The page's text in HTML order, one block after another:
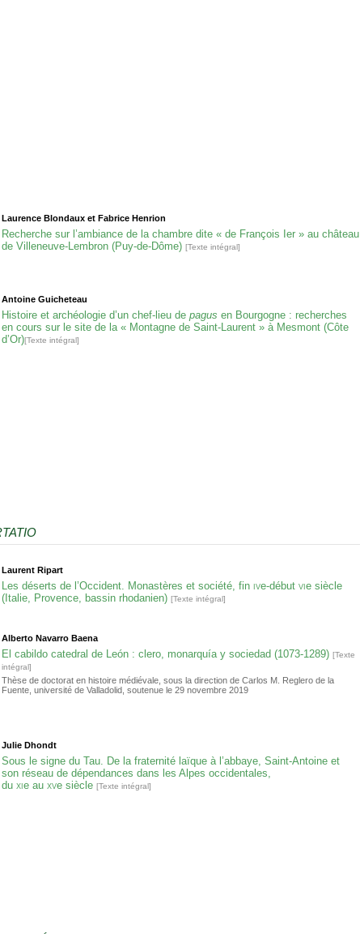
Laurence Blondauxet Fabrice Henrion
Recherche sur l’ambiance de la chambre dite « de François Ier » au château
de Villeneuve-Lembron (Puy-de-Dôme) [Texte intégral]
Antoine Guicheteau
Histoire et archéologie d’un chef-lieu depagus en Bourgogne : recherches
en cours sur le site de la « Montagne de Saint-Laurent » à Mesmont (Côte
d’Or)[Texte intégral]
Laurent Ripart
Les déserts de l’Occident. Monastères et société, finive-débutvie siècle
(Italie, Provence, bassin rhodanien) [Texte intégral]
Alberto Navarro Baena
El cabildo catedral de León : clero, monarquía y sociedad (1073-1289) [Texte
intégral]
Thèse de doctorat en histoire médiévale, sous la direction de Carlos M. Reglero de la
Fuente, université de Valladolid, soutenue le 29 novembre 2019
Julie Dhondt
Sous le signe du Tau. De la fraternité laïque à l’abbaye, Saint-Antoine et
son réseau de dépendances dans les Alpes occidentales,
duxie auxve siècle [Texte intégral]